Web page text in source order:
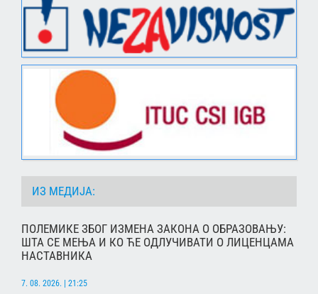
ИЗ МЕДИЈА:
ПОЛЕМИКЕ ЗБОГ ИЗМЕНА ЗАКОНА О ОБРАЗОВАЊУ:
ШТА СЕ МЕЊА И КО ЋЕ ОДЛУЧИВАТИ О ЛИЦЕНЦАМА
НАСТАВНИКА
7. 08. 2026. | 21:25